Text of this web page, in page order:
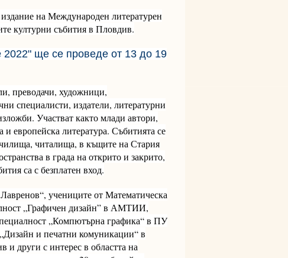
на Международен литературен
културни събития в Пловдив.
2022" ще се проведе от 13 до 19
преводачи, художници,
специалисти, издатели, литературни
Участват както млади автори,
европейска литература. Събитията се
читалища, в къщите на Стария
в града на открито и закрито,
са с безплатен вход.
учениците от Математическа
„Графичен дизайн” в АМТИИ,
„Компютърна графика“ в ПУ
и печатни комуникации“ в
други с интерес в областта на